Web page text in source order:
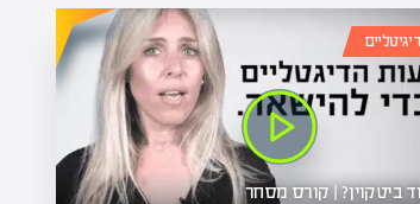
ביטקוין? | קורס מסחר